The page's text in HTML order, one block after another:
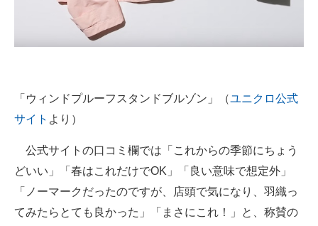
「ウィンドプルーフスタンドブルゾン」（ユニクロ公式
サイト より）
公式サイトの口コミ欄では「これからの季節にちょう
どいい」「春はこれだけでOK」「良い意味で想定外」
「ノーマークだったのですが、店頭で気になり、羽織っ
てみたらとても良かった」「まさにこれ！」と、称賛の